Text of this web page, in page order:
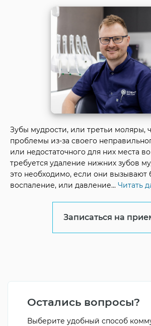
Зубы мудрости, или третьи моляры,
проблемы из-за своего
или недостаточного для них места
требуется удаление нижних зубов
это необходимо, если они вызывают
воспаление, или давление... Читать
Записаться на
Остались вопросы?
Выберите удобный способ